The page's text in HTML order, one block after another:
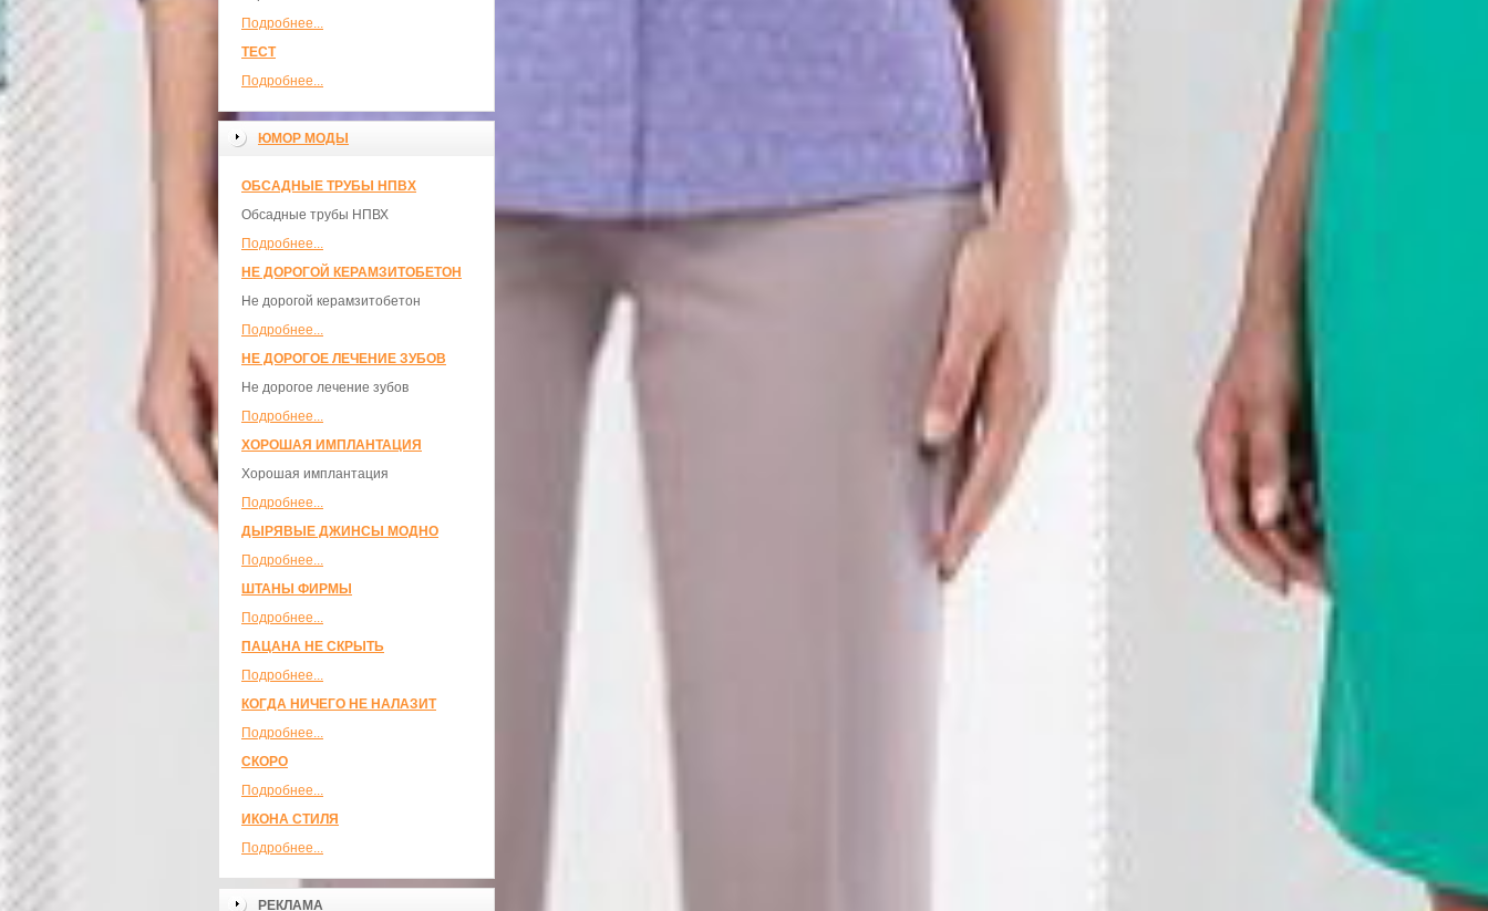
Подробнее...
ТЕСТ
Подробнее...
ЮМОР МОДЫ
ОБСАДНЫЕ ТРУБЫ НПВХ
Обсадные трубы НПВХ
Подробнее...
НЕ ДОРОГОЙ КЕРАМЗИТОБЕТОН
Не дорогой керамзитобетон
Подробнее...
НЕ ДОРОГОЕ ЛЕЧЕНИЕ ЗУБОВ
Не дорогое лечение зубов
Подробнее...
ХОРОШАЯ ИМПЛАНТАЦИЯ
Хорошая имплантация
Подробнее...
ДЫРЯВЫЕ ДЖИНСЫ МОДНО
Подробнее...
ШТАНЫ ФИРМЫ
Подробнее...
ПАЦАНА НЕ СКРЫТЬ
Подробнее...
КОГДА НИЧЕГО НЕ НАЛАЗИТ
Подробнее...
СКОРО
Подробнее...
ИКОНА СТИЛЯ
Подробнее...
РЕКЛАМА